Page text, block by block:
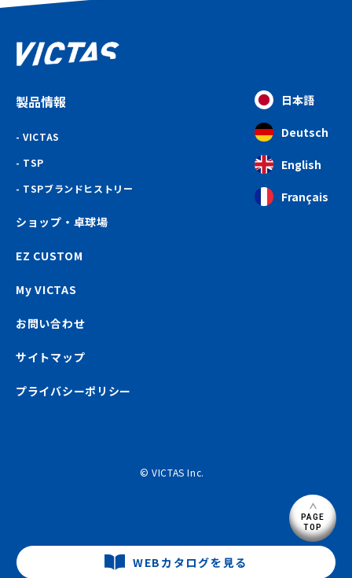
製品情報
VICTAS
TSP
TSPブランドヒストリー
ショップ・卓球場
EZ CUSTOM
My VICTAS
お問い合わせ
サイトマップ
プライバシーポリシー
日本語
Deutsch
English
Français
© VICTAS Inc.
WEBカタログを見る
PAGE
TOP